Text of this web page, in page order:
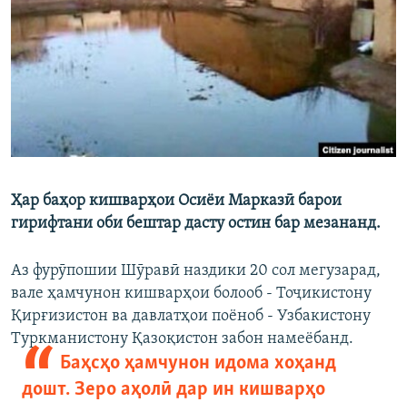
ГУЗОРИШҲОИ РАДИОӢ
Русский
ПАЙГИРӢ КУНЕД
Ҳамаи сомонаҳои RFE/RL
Ҳар баҳор кишварҳои Осиёи Марказӣ барои
гирифтани оби бештар дасту остин бар мезананд.
Аз фурӯпошии Шӯравӣ наздики 20 сол мегузарад,
вале ҳамчунон кишварҳои болооб - Тоҷикистону
Қирғизистон ва давлатҳои поёноб - Узбакистону
Туркманистону Қазоқистон забон намеёбанд.
Баҳсҳо ҳамчунон идома хоҳанд
дошт. Зеро аҳолӣ дар ин кишварҳо